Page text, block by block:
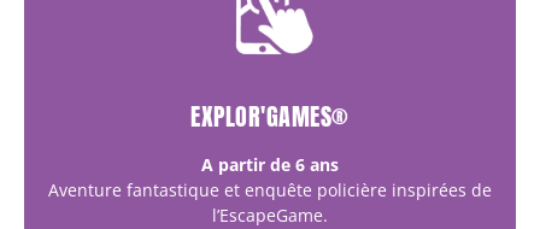
EXPLOR'GAMES®
A partir de 6 ans
Aventure fantastique et enquête policière inspirées de
l’EscapeGame.